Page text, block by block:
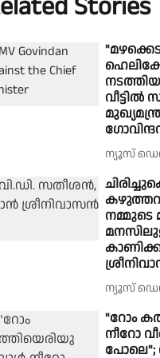
ന്യൂസ്
നമ്മുടെ
ന്യൂസ്
"റോം
നീറോ